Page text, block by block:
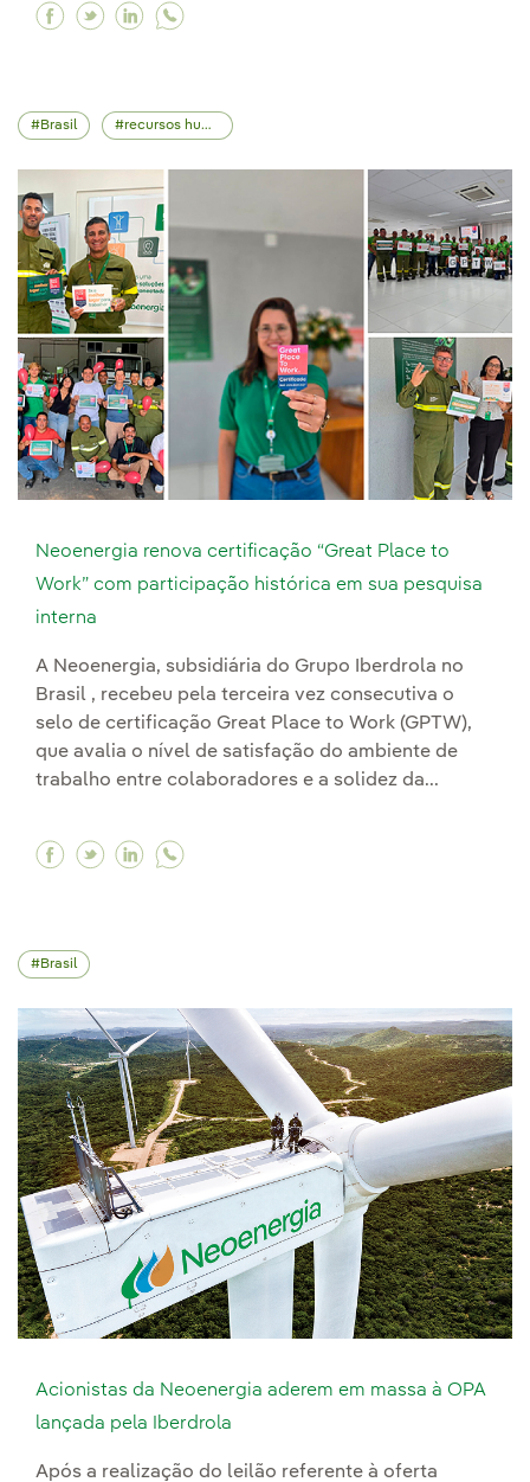
Facebook Em encontro com Lula da Silva,
Twitter Em encontro com Lula da Silva,
Linkedin Em encontro com Lula da
Brasil recursos humanos
Neoenergia renova certificação “Great Place to
Work” com participação histórica em sua pesquisa
interna
A Neoenergia, subsidiária do Grupo Iberdrola no
Brasil , recebeu pela terceira vez consecutiva o
selo de certificação Great Place to Work (GPTW),
que avalia o nível de satisfação do ambiente de
trabalho entre colaboradores e a solidez da...
Facebook Neoenergia renova certificação
Twitter Neoenergia renova certificação
Linkedin Neoenergia renova
Brasil
Acionistas da Neoenergia aderem em massa à OPA
lançada pela Iberdrola
Após a realização do leilão referente à oferta